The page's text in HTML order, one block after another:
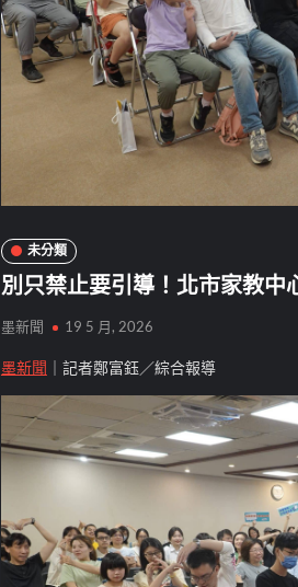
未分類
別只禁止要引導！北市家教中
墨新聞 19 5 月, 2026
墨新聞 ｜記者鄭富鈺／綜合報導